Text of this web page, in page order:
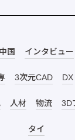
中国 インタビュー
3次元CAD DX
人材 物流 3D
タイ